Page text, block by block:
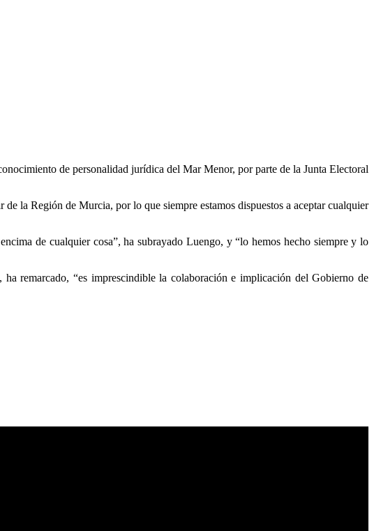
de personalidad jurídica del Mar Menor, por parte de la Junta Electoral
la Región de Murcia, por lo que siempre estamos dispuestos a aceptar cualquier
de cualquier cosa”, ha subrayado Luengo, y “lo hemos hecho siempre y lo
remarcado, “es imprescindible la colaboración e implicación del Gobierno de